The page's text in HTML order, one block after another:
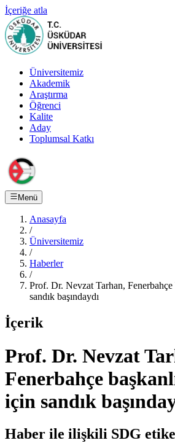
İçeriğe atla
Üniversitemiz
Akademik
Araştırma
Öğrenci
Kalite
Aday
Toplumsal Katkı
Menü
Anasayfa
/
Üniversitemiz
/
Haberler
/
Prof. Dr. Nevzat Tarhan, Fenerbahçe
sandık başındaydı
İçerik
Prof. Dr. Nevzat
Fenerbahçe
için sandık
Haber ile ilişkili SDG